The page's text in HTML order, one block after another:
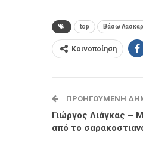
top Βάσω
Κοινοποίηση
ΠΡΟΗΓΟΎΜΕΝΗ
Γιώργος Λιάγκας –
από το